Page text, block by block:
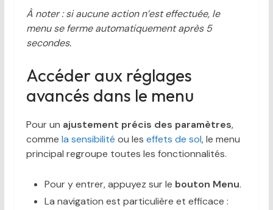
À noter : si aucune action n’est effectuée, le
menu se ferme automatiquement après 5
secondes.
Accéder aux réglages
avancés dans le menu
Pour un ajustement précis des paramètres,
comme la sensibilité ou les effets de sol, le menu
principal regroupe toutes les fonctionnalités.
Pour y entrer, appuyez sur le bouton Menu.
La navigation est particulière et efficace :